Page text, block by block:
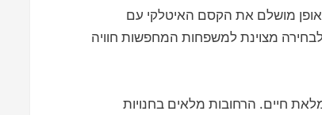
מושלם את הקסם האיטלקי עם
מצוינת למשפחות המחפשות חוויה
חיים. הרחובות מלאים בחנויות